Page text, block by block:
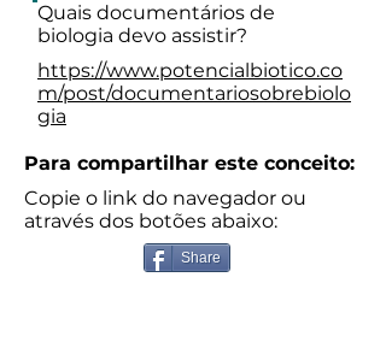
Quais documentários de
biologia devo assistir?
https://www.potencialbiotico.co
m/post/documentariosobrebiolo
gia
Para compartilhar este conceito:
Copie o link do navegador ou
através dos botões abaixo:
Share